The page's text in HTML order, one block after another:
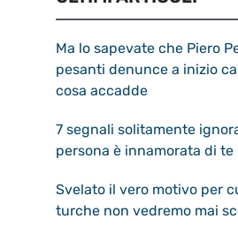
Ma lo sapevate che Piero
pesanti denunce a inizio
cosa accadde
7 segnali solitamente
persona è innamorata di te
Svelato il vero motivo per
turche non vedremo mai